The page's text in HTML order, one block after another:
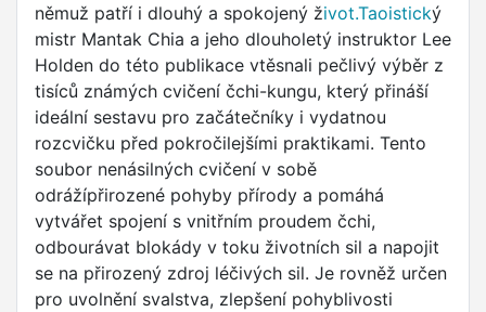
němuž patří i dlouhý a spokojený život.Taoistický
mistr Mantak Chia a jeho dlouholetý instruktor Lee
Holden do této publikace vtěsnali pečlivý výběr z
tisíců známých cvičení čchi-kungu, který přináší
ideální sestavu pro začátečníky i vydatnou
rozcvičku před pokročilejšími praktikami. Tento
soubor nenásilných cvičení v sobě
odrážípřirozené pohyby přírody a pomáhá
vytvářet spojení s vnitřním proudem čchi,
odbourávat blokády v toku životních sil a napojit
se na přirozený zdroj léčivých sil. Je rovněž určen
pro uvolnění svalstva, zlepšení pohyblivosti